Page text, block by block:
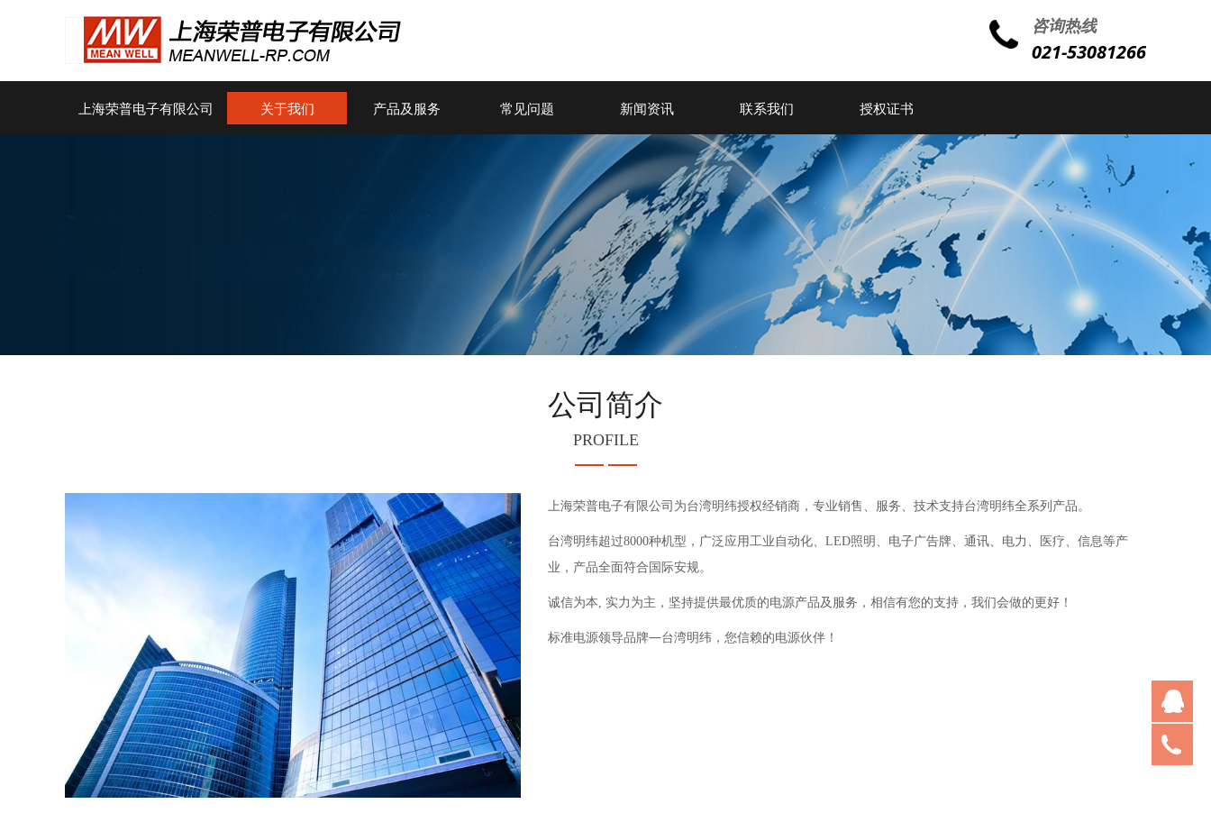
咨询热线
021-53081266
上海荣普电子有限公司 关于我们 产品及服务 常见问题 新闻资讯 联系我们 授权证书
公司简介
PROFILE
上海荣普电子有限公司为台湾明纬授权经销商，专业销售、服务、技术支持台湾明纬全系列产品。
台湾明纬超过8000种机型，广泛应用工业自动化、LED照明、电子广告牌、 通讯、电力、医疗、信息等产
业，产品全面符合国际安规。
诚信为本, 实力为主，坚持提供最优质的电源产品及服务，相信有您的支持，我们会做的更好！
标准电源领导品牌—台湾明纬， 您信赖的电源伙伴！
qq